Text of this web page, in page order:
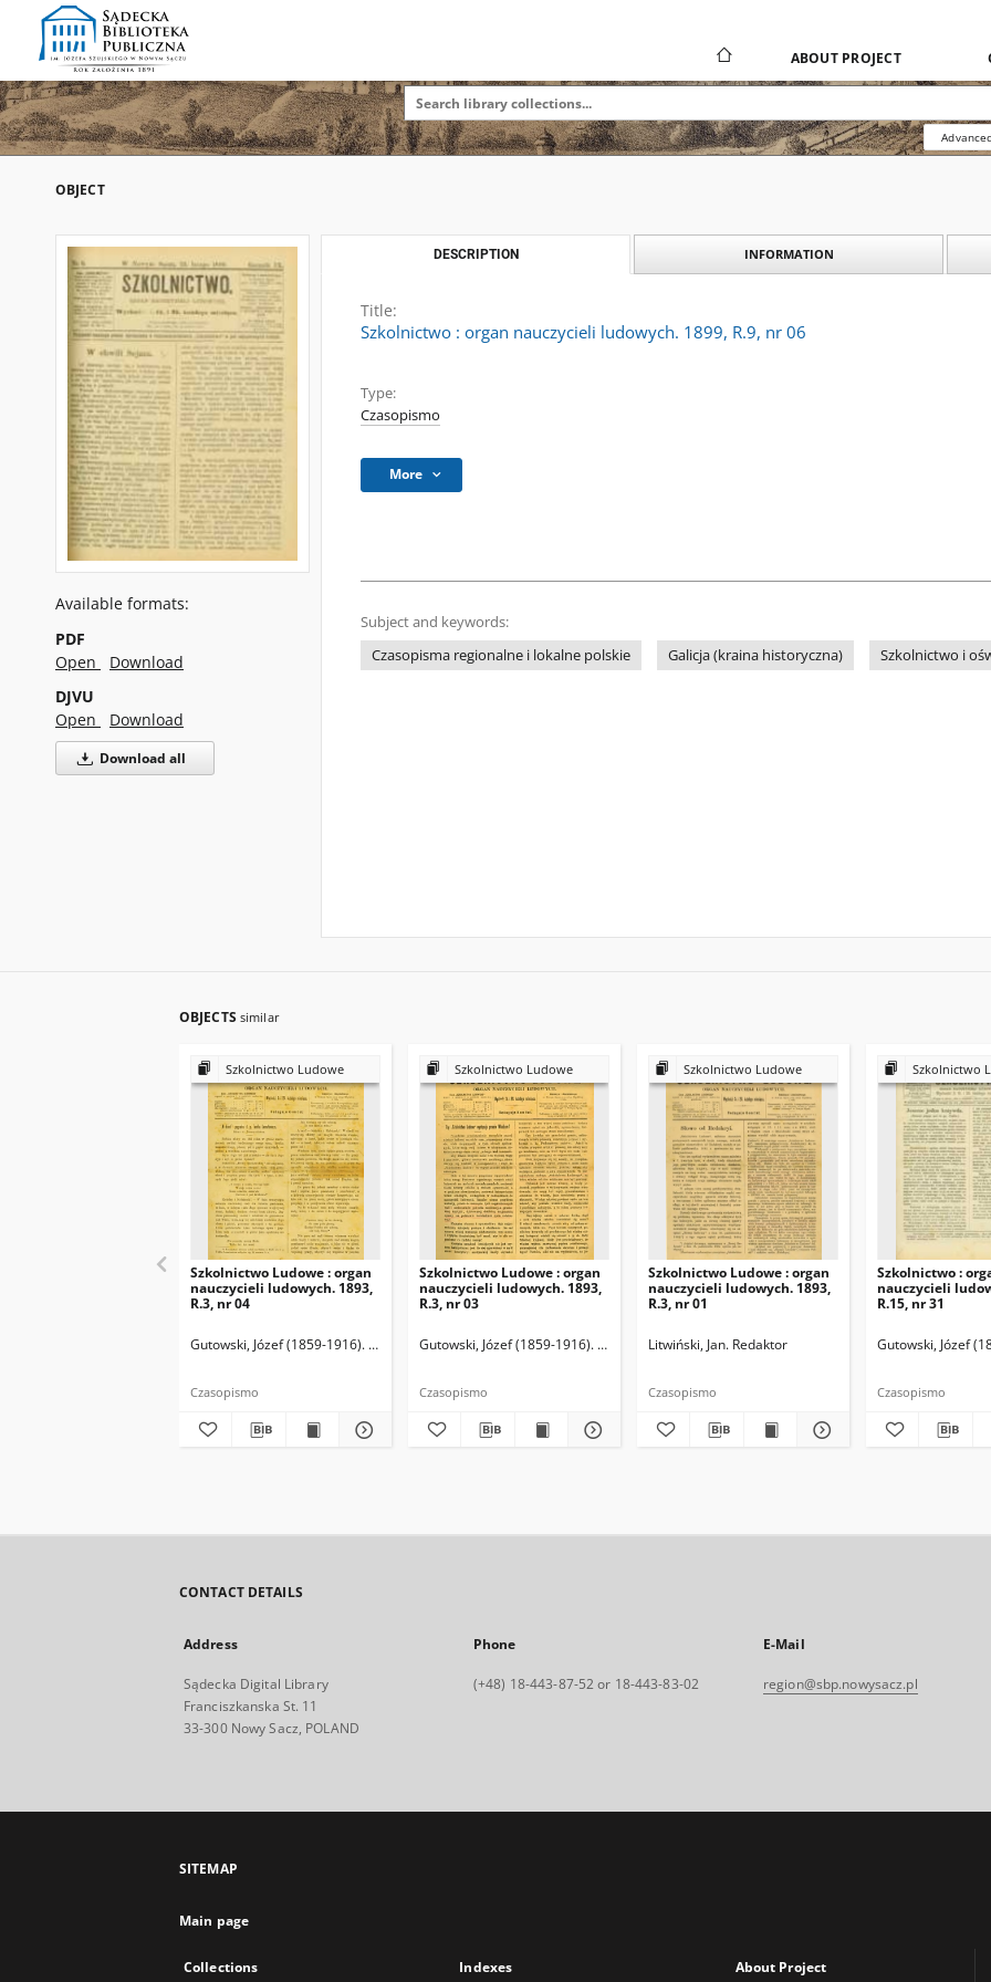
ABOUT PROJECT
OBJECT
Available formats:
PDF
Open
Download
DJVU
Open
Download
Download all
DESCRIPTION INFORMATION
Title:
Szkolnictwo : organ nauczycieli ludowych. 1899, R.9, nr 06
Type:
Czasopismo
More
Subject and keywords:
Czasopisma regionalne i lokalne polskie
Galicja (kraina historyczna) Szkolnictwo i
OBJECTS similar
Szkolnictwo Ludowe
Szkolnictwo Ludowe : organ
nauczycieli ludowych. 1893,
R.3, nr 04
Gutowski, Józef (1859-1916). Redaktor
Czasopismo
Szkolnictwo Ludowe
Szkolnictwo Ludowe : organ
nauczycieli ludowych. 1893,
R.3, nr 03
Gutowski, Józef (1859-1916). Redaktor
Czasopismo
Szkolnictwo Ludowe
Szkolnictwo Ludowe : organ
nauczycieli ludowych. 1893,
R.3, nr 01
Litwiński, Jan. Redaktor
Czasopismo
Szkolnictwo
Szkolnictwo :
nauczycieli
R.15, nr 31
Gutowski, Józef
Czasopismo
CONTACT DETAILS
Address
Sądecka Digital Library
Franciszkanska St. 11
33-300 Nowy Sacz, POLAND
Phone
(+48) 18-443-87-52 or 18-443-83-02
E-Mail
region@sbp.nowysacz.pl
SITEMAP
Main page
Collections Indexes About Project